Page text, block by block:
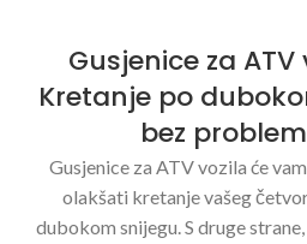
Gusjenice za ATV
Kretanje po
bez
Gusjenice za ATV vozila će
olakšati kretanje vašeg
dubokom snijegu. S druge